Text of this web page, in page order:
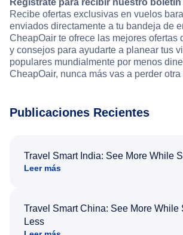
Regístrate para recibir nuestro boletín
Recibe ofertas exclusivas en vuelos
enviados directamente a tu bandeja de
CheapOair te ofrece las mejores ofertas
y consejos para ayudarte a planear tus
populares mundialmente por menos
CheapOair, nunca más vas a perder otra
Publicaciones Recientes
Travel Smart India: See More While
Leer más
Travel Smart China: See More While
Less